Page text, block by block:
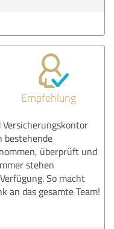
Empfehlung
bestehende
überprüft und
stehen
So macht
an das gesamte Team!